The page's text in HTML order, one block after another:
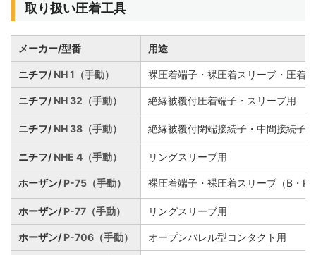
取り扱い圧着工具
メーカー/型番 用途
ニチフ/NH 1（手動） 裸圧着端子・裸圧着スリーブ・圧着
ニチフ/NH 32（手動） 絶縁被覆付圧着端子・スリーブ用
ニチフ/NH 38（手動） 絶縁被覆付閉端接続子・中間接続子用
ニチフ/NHE 4（手動） リングスリーブ用
ホーザン/P-75（手動） 裸圧着端子・裸圧着スリーブ（B・P
ホーザン/P-77（手動） リングスリーブ用
ホーザン/P-706（手動） オープンバレル型コンタクト用